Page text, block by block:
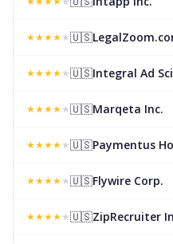
★★★★★🇺🇸
★★★★★🇺🇸Integral Ad
★★★★★🇺🇸Marqeta Inc.
★★★★★🇺🇸Paymentus
★★★★★🇺🇸Flywire Corp.
★★★★★🇺🇸ZipRecruiter